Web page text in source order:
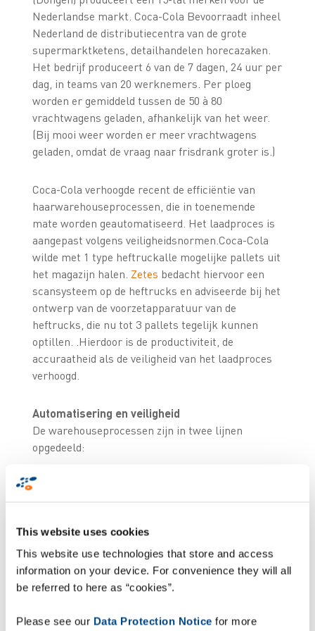
This website uses cookies
This website use technologies that store and access
information on your device. For convenience they will all
be referred to here as “cookies”.
Please see our Data Protection Notice for more
Nederlandse markt. Coca-Cola Bevoorraadt inheel
Nederland de distributiecentra van de grote
supermarktketens, detailhandelen horecazaken.
Het bedrijf produceert 6 van de 7 dagen, 24 uur per
dag, in teams van 20 werknemers. Per ploeg
worden er gemiddeld tussen de 50 à 80
vrachtwagens geladen, afhankelijk van het weer.
(Bij mooi weer worden er meer vrachtwagens
geladen, omdat de vraag naar frisdrank groter is.)
Coca-Cola verhoogde recent de efficiëntie van
haarwarehouseprocessen, die in toenemende
mate worden geautomatiseerd. Het laadproces is
aangepast volgens veiligheidsnormen.Coca-Cola
wilde met 1 type heftruckalle mogelijke pallets uit
het magazijn halen. Zetes bedacht hiervoor een
scansysteem op de heftrucks en adviseerde bij het
ontwerp van de voorzetapparatuur van de
heftrucks, die nu tot 3 pallets tegelijk kunnen
optillen. .Hierdoor is de productiviteit, de
accuraatheid als de veiligheid van het laadproces
verhoogd.
Automatisering en veiligheid
De warehouseprocessen zijn in twee lijnen
opgedeeld:
de ontvangst, opslag en
orderverwerking van aangevoerde
frisdranken - zoals Chaudfontaine
warehouseprocessen ingepakt en gelabeld aan